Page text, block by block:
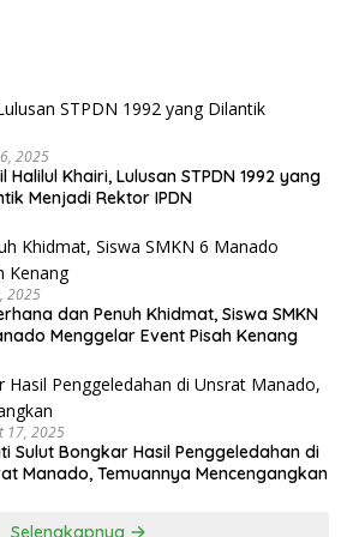
2025
Halilul Khairi, Lulusan STPDN 1992 yang
Menjadi Rektor IPDN
2025
dan Penuh Khidmat, Siswa SMKN
Menggelar Event Pisah Kenang
17, 2025
Sulut Bongkar Hasil Penggeledahan di
Manado, Temuannya Mencengangkan
Selengkapnya